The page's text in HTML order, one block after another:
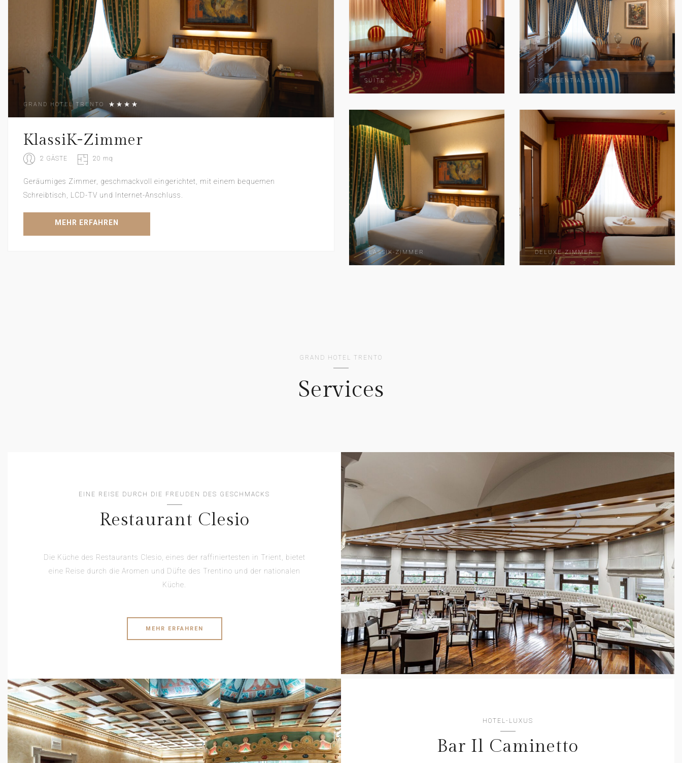
GRAND HOTEL TRENTO
KlassiK-Zimmer
2 GÄSTE 20 mq
Geräumiges Zimmer, geschmackvoll eingerichtet, mit einem bequemen
Schreibtisch, LCD-TV und Internet-Anschluss.
SUITE PRESIDENTIAL SUITE
KLASSIK-ZIMMER DELUXE-ZIMMER
GRAND HOTEL TRENTO
Services
EINE REISE DURCH DIE FREUDEN DES GESCHMACKS
Restaurant Clesio
Die Küche des Restaurants Clesio, eines der raffiniertesten in Trient, bietet
eine Reise durch die Aromen und Düfte des Trentino und der nationalen
Küche.
MEHR ERFAHREN
HOTEL-LUXUS
Bar Il Caminetto